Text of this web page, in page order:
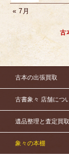
« 7月
古
古本の出張買取
古書象々 店舗につ
遺品整理と査定買取
象々の本棚